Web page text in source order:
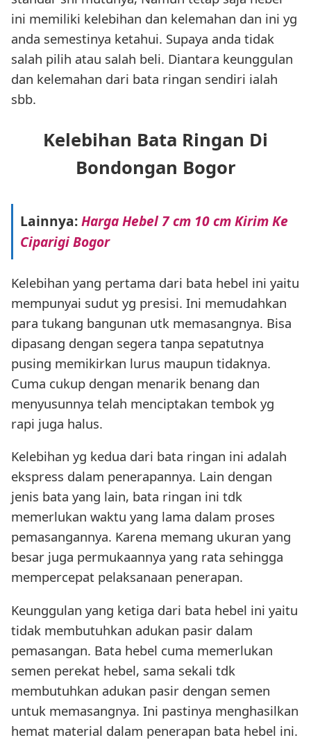
ini memiliki kelebihan dan kelemahan dan ini yg
anda semestinya ketahui. Supaya anda tidak
salah pilih atau salah beli. Diantara keunggulan
dan kelemahan dari bata ringan sendiri ialah
sbb.
Kelebihan Bata Ringan Di
Bondongan Bogor
Lainnya:Harga Hebel 7 cm 10 cm Kirim Ke
Ciparigi Bogor
Kelebihan yang pertama dari bata hebel ini yaitu
mempunyai sudut yg presisi. Ini memudahkan
para tukang bangunan utk memasangnya. Bisa
dipasang dengan segera tanpa sepatutnya
pusing memikirkan lurus maupun tidaknya.
Cuma cukup dengan menarik benang dan
menyusunnya telah menciptakan tembok yg
rapi juga halus.
Kelebihan yg kedua dari bata ringan ini adalah
ekspress dalam penerapannya. Lain dengan
jenis bata yang lain, bata ringan ini tdk
memerlukan waktu yang lama dalam proses
pemasangannya. Karena memang ukuran yang
besar juga permukaannya yang rata sehingga
mempercepat pelaksanaan penerapan.
Keunggulan yang ketiga dari bata hebel ini yaitu
tidak membutuhkan adukan pasir dalam
pemasangan. Bata hebel cuma memerlukan
semen perekat hebel, sama sekali tdk
membutuhkan adukan pasir dengan semen
untuk memasangnya. Ini pastinya menghasilkan
hemat material dalam penerapan bata hebel ini.